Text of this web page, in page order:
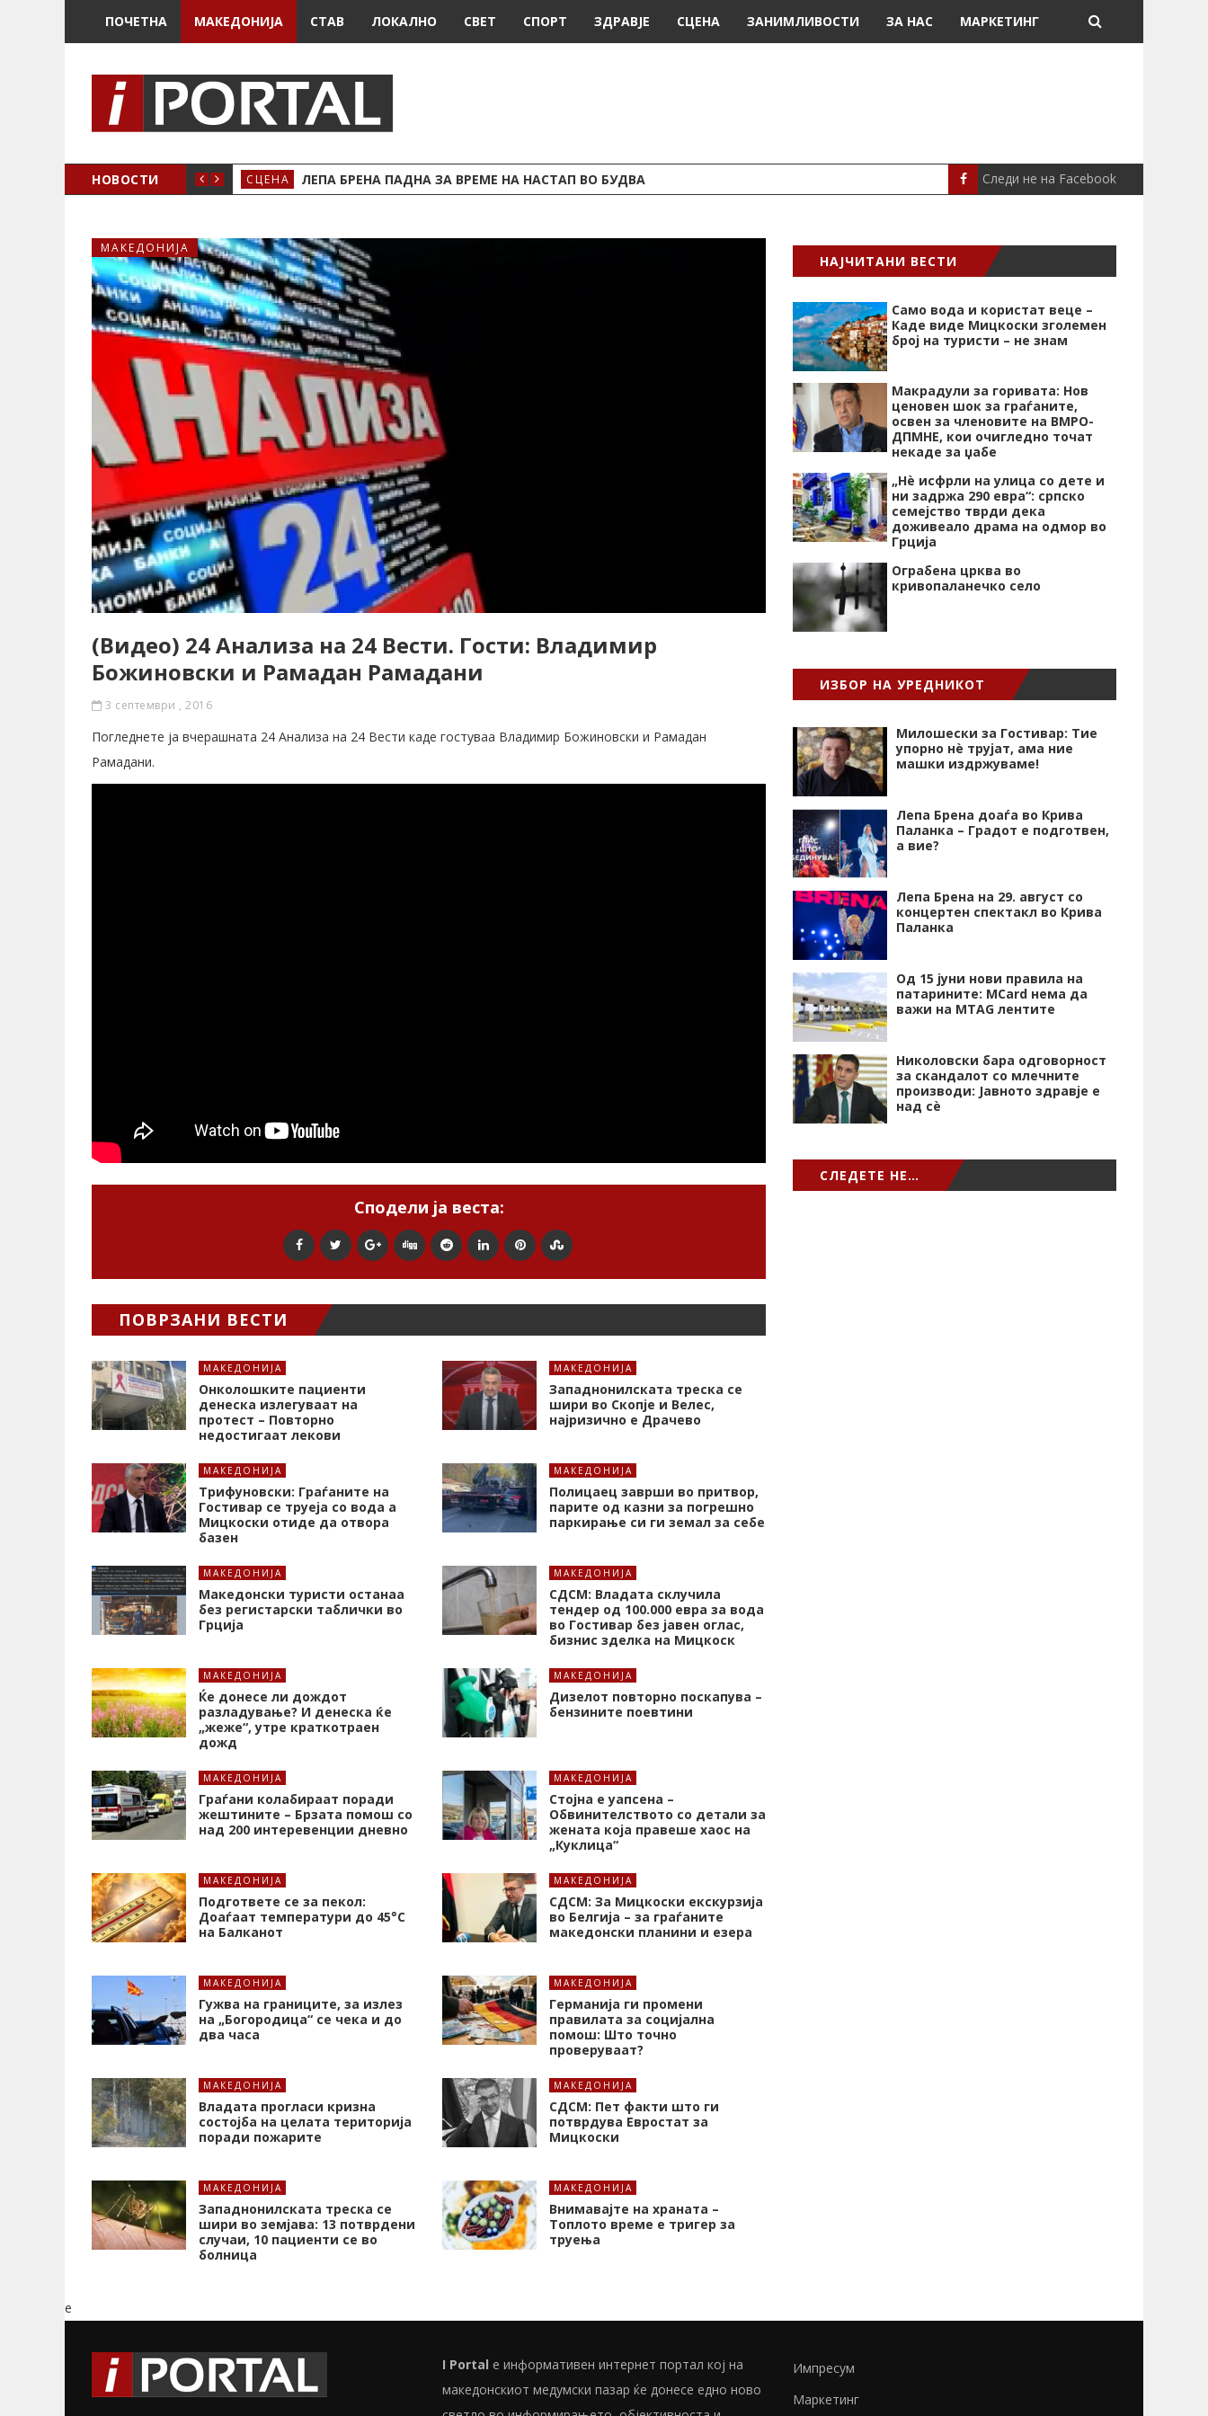
ПОЧЕТНА МАКЕДОНИЈА СТАВ ЛОКАЛНО СВЕТ СПОРТ ЗДРАВЈЕ СЦЕНА ЗАНИМЛИВОСТИ ЗА НАС МАРКЕТИНГ
НОВОСТИ СЦЕНА ЛЕПА БРЕНА ПАДНА ЗА ВРЕМЕ НА НАСТАП ВО БУДВА СЦЕНА „СРЦЕВИОТ УДАР Е
Следи не на Facebook
МАКЕДОНИЈА
(Видео) 24 Анализа на 24 Вести. Гости: Владимир
Божиновски и Рамадан Рамадани
3 септември , 2016
Погледнете ја вчерашната 24 Анализа на 24 Вести каде гостуваа Владимир Божиновски и Рамадан
Рамадани.
Сподели ја веста:
ПОВРЗАНИ ВЕСТИ
МАКЕДОНИЈА
Онколошките пациенти
денеска излегуваат на
протест – Повторно
недостигаат лекови
МАКЕДОНИЈА
Западнонилската треска се
шири во Скопје и Велес,
најризично е Драчево
МАКЕДОНИЈА
Трифуновски: Граѓаните на
Гостивар се труеја со вода а
Мицкоски отиде да отвора
базен
МАКЕДОНИЈА
Полицаец заврши во притвор,
парите од казни за погрешно
паркирање си ги земал за себе
МАКЕДОНИЈА
Македонски туристи останаа
без регистарски таблички во
Грција
МАКЕДОНИЈА
СДСМ: Владата склучила
тендер од 100.000 евра за вода
во Гостивар без јавен оглас,
бизнис зделка на Мицкоск
МАКЕДОНИЈА
Ќе донесе ли дождот
разладување? И денеска ќе
„жеже“, утре краткотраен
дожд
МАКЕДОНИЈА
Дизелот повторно поскапува –
бензините поевтини
МАКЕДОНИЈА
Граѓани колабираат поради
жештините – Брзата помош со
над 200 интеревенции дневно
МАКЕДОНИЈА
Стојна е уапсена –
Обвинителството со детали за
жената која правеше хаос на
„Куклица“
МАКЕДОНИЈА
Подгответе се за пекол:
Доаѓаат температури до 45°C
на Балканот
МАКЕДОНИЈА
СДСМ: За Мицкоски екскурзија
во Белгија – за граѓаните
македонски планини и езера
МАКЕДОНИЈА
Гужва на границите, за излез
на „Богородица“ се чека и до
два часа
МАКЕДОНИЈА
Германија ги промени
правилата за социјална
помош: Што точно
проверуваат?
МАКЕДОНИЈА
Владата прогласи кризна
состојба на целата територија
поради пожарите
МАКЕДОНИЈА
СДСМ: Пет факти што ги
потврдува Евростат за
Мицкоски
МАКЕДОНИЈА
Западнонилската треска се
шири во земјава: 13 потврдени
случаи, 10 пациенти се во
болница
МАКЕДОНИЈА
Внимавајте на храната –
Топлото време е тригер за
труења
НАЈЧИТАНИ ВЕСТИ
Само вода и користат веце –
Каде виде Мицкоски зголемен
број на туристи – не знам
Макрадули за горивата: Нов
ценовен шок за граѓаните,
освен за членовите на ВМРО-
ДПМНЕ, кои очигледно точат
некаде за џабе
„Нѐ исфрли на улица со дете и
ни задржа 290 евра“: српско
семејство тврди дека
доживеало драма на одмор во
Грција
Ограбена црква во
кривопаланечко село
ИЗБОР НА УРЕДНИКОТ
Милошески за Гостивар: Тие
упорно нѐ трујат, ама ние
машки издржуваме!
Лепа Брена доаѓа во Крива
Паланка – Градот е подготвен,
а вие?
Лепа Брена на 29. август со
концертен спектакл во Крива
Паланка
Од 15 јуни нови правила на
патарините: MCard нема да
важи на MTAG лентите
Николовски бара одговорност
за скандалот со млечните
производи: Јавното здравје е
над сѐ
СЛЕДЕТЕ НЕ…
e
I Portal е информативен интернет портал кој на
македонскиот медумски пазар ќе донесе едно ново
Импресум
Маркетинг